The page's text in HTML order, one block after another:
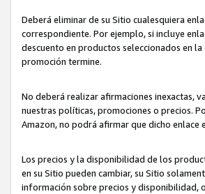
Deberá eliminar de su Sitio cualesquiera
correspondiente. Por ejemplo, si incluye
descuento en productos seleccionados en
promoción termine.
No deberá realizar afirmaciones inexactas,
nuestras políticas, promociones o precios.
Amazon, no podrá afirmar que dicho
Los precios y la disponibilidad de los
en su Sitio pueden cambiar, su Sitio
información sobre precios y disponibilidad,